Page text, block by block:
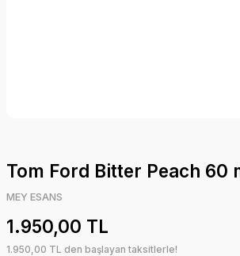
Tom Ford Bitter Peach 60
MEY ESANS
1.950,00 TL
1.950,00 TL den başlayan taksitlerle!